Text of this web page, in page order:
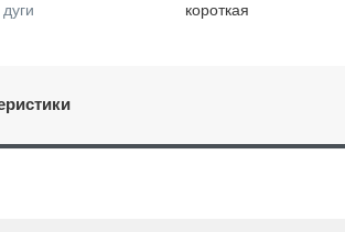
короткая